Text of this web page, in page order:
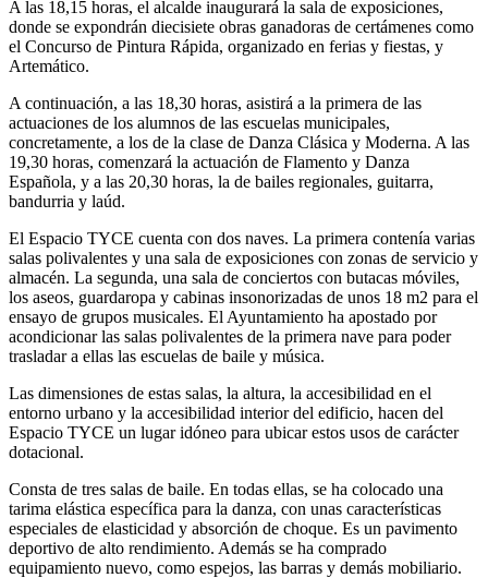
A las 18,15 horas, el alcalde inaugurará la sala de exposiciones,
donde se expondrán diecisiete obras ganadoras de certámenes como
el Concurso de Pintura Rápida, organizado en ferias y fiestas, y
Artemático.
A continuación, a las 18,30 horas, asistirá a la primera de las
actuaciones de los alumnos de las escuelas municipales,
concretamente, a los de la clase de Danza Clásica y Moderna. A las
19,30 horas, comenzará la actuación de Flamento y Danza
Española, y a las 20,30 horas, la de bailes regionales, guitarra,
bandurria y laúd.
El Espacio TYCE cuenta con dos naves. La primera contenía varias
salas polivalentes y una sala de exposiciones con zonas de servicio y
almacén. La segunda, una sala de conciertos con butacas móviles,
los aseos, guardaropa y cabinas insonorizadas de unos 18 m2 para el
ensayo de grupos musicales. El Ayuntamiento ha apostado por
acondicionar las salas polivalentes de la primera nave para poder
trasladar a ellas las escuelas de baile y música.
Las dimensiones de estas salas, la altura, la accesibilidad en el
entorno urbano y la accesibilidad interior del edificio, hacen del
Espacio TYCE un lugar idóneo para ubicar estos usos de carácter
dotacional.
Consta de tres salas de baile. En todas ellas, se ha colocado una
tarima elástica específica para la danza, con unas características
especiales de elasticidad y absorción de choque. Es un pavimento
deportivo de alto rendimiento. Además se ha comprado
equipamiento nuevo, como espejos, las barras y demás mobiliario.